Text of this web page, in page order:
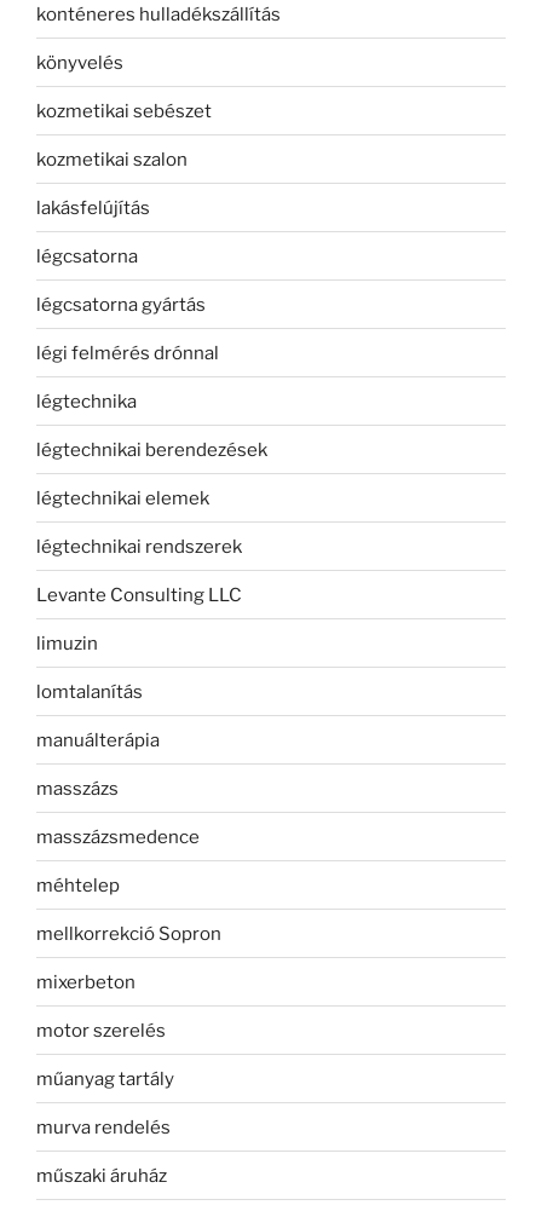
konténeres hulladékszállítás
könyvelés
kozmetikai sebészet
kozmetikai szalon
lakásfelújítás
légcsatorna
légcsatorna gyártás
légi felmérés drónnal
légtechnika
légtechnikai berendezések
légtechnikai elemek
légtechnikai rendszerek
Levante Consulting LLC
limuzin
lomtalanítás
manuálterápia
masszázs
masszázsmedence
méhtelep
mellkorrekció Sopron
mixerbeton
motor szerelés
műanyag tartály
murva rendelés
műszaki áruház